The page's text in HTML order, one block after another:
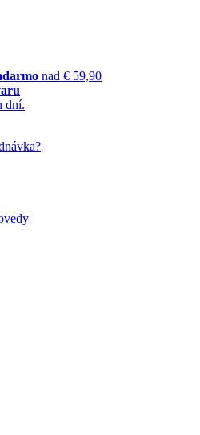
nad € 59,90
dní.